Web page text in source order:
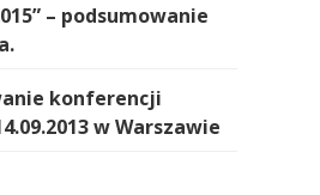
– podsumowanie
konferencji
w Warszawie